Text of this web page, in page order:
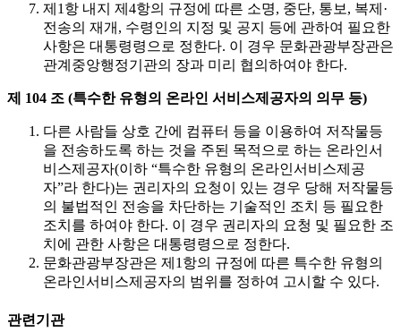
제1항 내지 제4항의 규정에 따른 소명, 중단, 통보, 복제·
전송의 재개, 수령인의 지정 및 공지 등에 관하여 필요한
사항은 대통령령으로 정한다. 이 경우 문화관광부장관은
관계중앙행정기관의 장과 미리 협의하여야 한다.
제 104 조 (특수한 유형의 온라인 서비스제공자의 의무 등)
다른 사람들 상호 간에 컴퓨터 등을 이용하여 저작물등
을 전송하도록 하는 것을 주된 목적으로 하는 온라인서
비스제공자(이하 “특수한 유형의 온라인서비스제공
자”라 한다)는 권리자의 요청이 있는 경우 당해 저작물등
의 불법적인 전송을 차단하는 기술적인 조치 등 필요한
조치를 하여야 한다. 이 경우 권리자의 요청 및 필요한 조
치에 관한 사항은 대통령령으로 정한다.
문화관광부장관은 제1항의 규정에 따른 특수한 유형의
온라인서비스제공자의 범위를 정하여 고시할 수 있다.
관련기관